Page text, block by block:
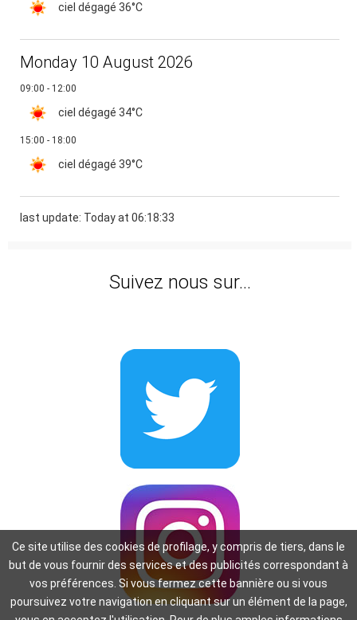
ciel dégagé 36°C
Monday 10 August 2026
09:00 - 12:00
ciel dégagé 34°C
15:00 - 18:00
ciel dégagé 39°C
last update: Today at 06:18:33
Suivez nous sur...
Ce site utilise des cookies de profilage, y compris de tiers, dans le
but de vous fournir des services et des publicités correspondant à
vos préférences. Si vous fermez cette bannière ou si vous
poursuivez votre navigation en cliquant sur un élément de la page,